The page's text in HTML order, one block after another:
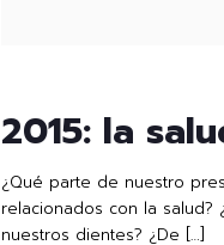
2015: la
¿Qué parte de nuestro
relacionados con la
nuestros dientes? ¿De […]